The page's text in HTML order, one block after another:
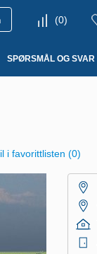
(0)
SPØRSMÅL OG SVAR
i favorittlisten (0)